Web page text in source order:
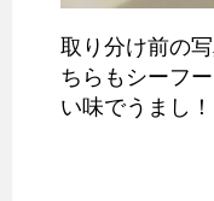
取り分け前の
ちらもシーフ
い味でうまし！